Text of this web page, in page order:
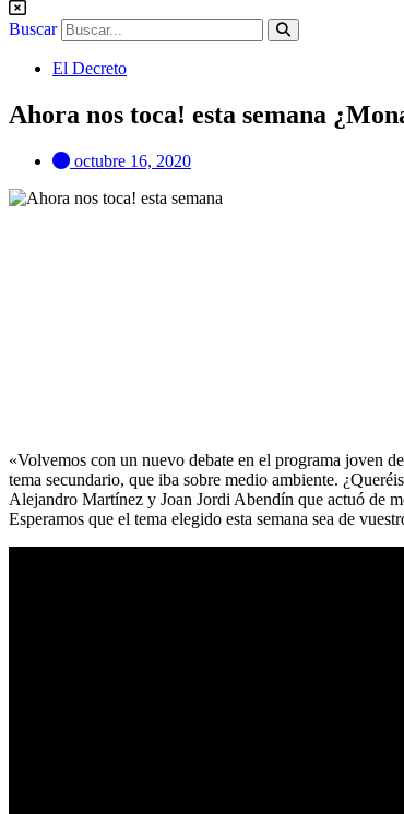
Buscar
El Decreto
Ahora nos toca! esta semana
octubre 16, 2020
«Volvemos con un nuevo debate en el programa joven
tema secundario, que iba sobre medio ambiente.
Alejandro Martínez y Joan Jordi Abendín que actuó de
Esperamos que el tema elegido esta semana sea de